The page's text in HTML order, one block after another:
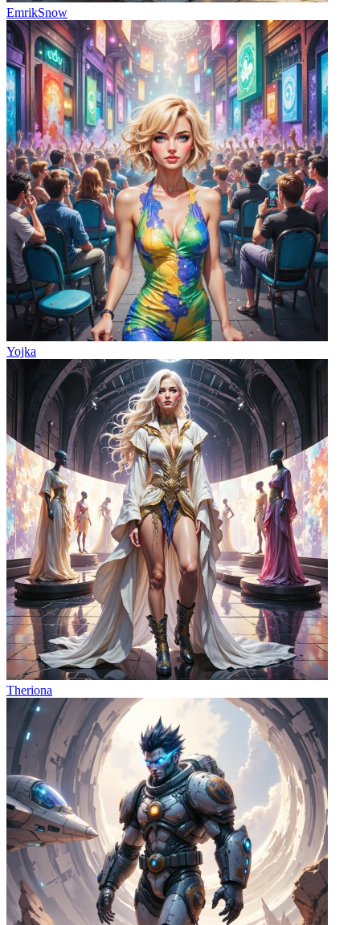
EmrikSnow
Yojka
Theriona